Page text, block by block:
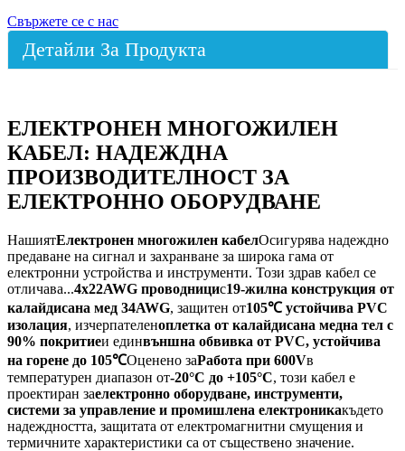
Свържете се с нас
Детайли За Продукта
ЕЛЕКТРОНЕН МНОГОЖИЛЕН
КАБЕЛ: НАДЕЖДНА
ПРОИЗВОДИТЕЛНОСТ ЗА
ЕЛЕКТРОННО ОБОРУДВАНЕ
НашиятЕлектронен многожилен кабелОсигурява надеждно
предаване на сигнал и захранване за широка гама от
електронни устройства и инструменти. Този здрав кабел се
отличава...4x22AWG проводницис19-жилна конструкция от
калайдисана мед 34AWG, защитен от105℃ устойчива PVC
изолация, изчерпателеноплетка от калайдисана медна тел с
90% покритиеи единвъншна обвивка от PVC, устойчива
на горене до 105℃Оценено заРабота при 600Vв
температурен диапазон от-20°C до +105°C, този кабел е
проектиран заелектронно оборудване, инструменти,
системи за управление и промишлена електроникакъдето
надеждността, защитата от електромагнитни смущения и
термичните характеристики са от съществено значение.